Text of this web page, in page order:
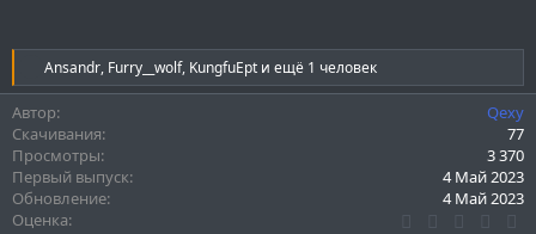
Р
е
к
ц
и
и
:
Ansandr, Furry__wolf, KungfuEpt и ещё 1 человек
Автор
Qexy
Скачивания
77
Просмотры
3 370
Первый выпуск
4 Май 2023
Обновление
4 Май 2023
Оценка